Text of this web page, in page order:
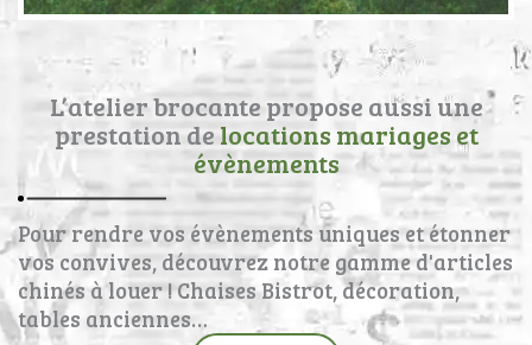
L’atelier brocante propose aussi une
prestation de locations mariages et
évènements
Pour rendre vos évènements uniques et étonner
vos convives, découvrez notre gamme d'articles
chinés à louer ! Chaises Bistrot, décoration,
tables anciennes…